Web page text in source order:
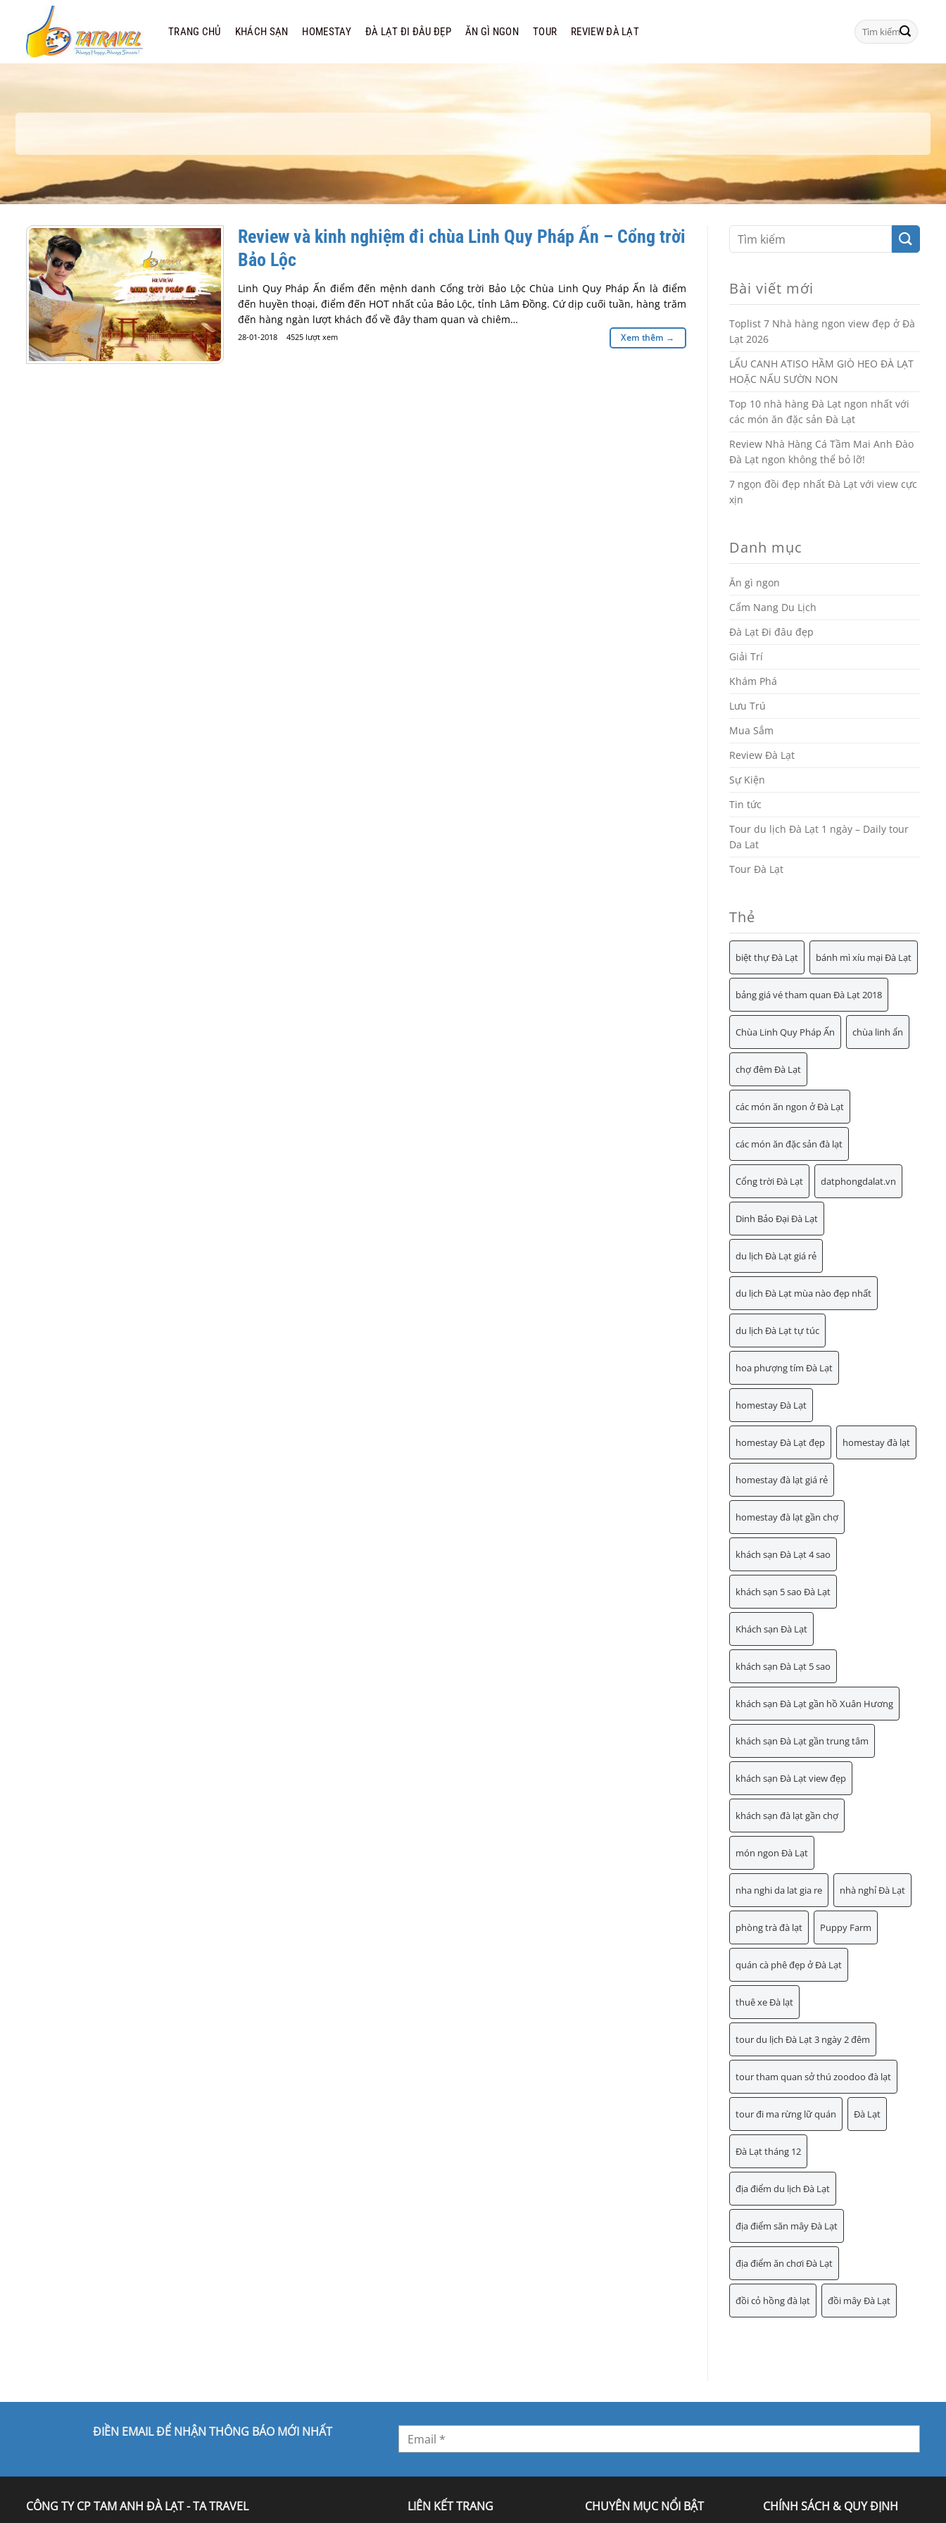
dung
TRANG CHỦ KHÁCH SẠN HOMESTAY ĐÀ LẠT ĐI ĐÂU ĐẸP ĂN GÌ NGON TOUR REVIEW ĐÀ LẠT
Tìm
kiếm:
Review và kinh nghiệm đi chùa Linh Quy Pháp Ấn – Cổng trời
Bảo Lộc
Linh Quy Pháp Ấn điểm đến mệnh danh Cổng trời Bảo Lộc Chùa Linh Quy Pháp Ấn là điểm
đến huyền thoại, điểm đến HOT nhất của Bảo Lộc, tỉnh Lâm Đồng. Cứ dịp cuối tuần, hàng trăm
đến hàng ngàn lượt khách đổ về đây tham quan và chiêm…
28-01-2018 4525 lượt xem Xem thêm →
Bài viết mới
Toplist 7 Nhà hàng ngon view đẹp ở Đà
Lạt 2026
LẨU CANH ATISO HẦM GIÒ HEO ĐÀ LẠT
HOẶC NẤU SƯỜN NON
Top 10 nhà hàng Đà Lạt ngon nhất với
các món ăn đặc sản Đà Lạt
Review Nhà Hàng Cá Tầm Mai Anh Đào
Đà Lạt ngon không thể bỏ lỡ!
7 ngọn đồi đẹp nhất Đà Lạt với view cực
xịn
Danh mục
Ăn gì ngon
Cẩm Nang Du Lịch
Đà Lạt Đi đâu đẹp
Giải Trí
Khám Phá
Lưu Trú
Mua Sắm
Review Đà Lạt
Sự Kiện
Tin tức
Tour du lịch Đà Lạt 1 ngày – Daily tour
Da Lat
Tour Đà Lạt
Thẻ
biệt thự Đà Lạt bánh mì xíu mại Đà Lạt
bảng giá vé tham quan Đà Lạt 2018
Chùa Linh Quy Pháp Ấn chùa linh ẩn
chợ đêm Đà Lạt
các món ăn ngon ở Đà Lạt
các món ăn đặc sản đà lạt
Cổng trời Đà Lạt datphongdalat.vn
Dinh Bảo Đại Đà Lạt
du lịch Đà Lạt giá rẻ
du lịch Đà Lạt mùa nào đẹp nhất
du lịch Đà Lạt tự túc
hoa phượng tím Đà Lạt
homestay Đà Lạt
homestay Đà Lạt đẹp homestay đà lạt
homestay đà lạt giá rẻ
homestay đà lạt gần chợ
khách sạn Đà Lạt 4 sao
khách sạn 5 sao Đà Lạt
Khách sạn Đà Lạt
khách sạn Đà Lạt 5 sao
khách sạn Đà Lạt gần hồ Xuân Hương
khách sạn Đà Lạt gần trung tâm
khách sạn Đà Lạt view đẹp
khách sạn đà lạt gần chợ
món ngon Đà Lạt
nha nghi da lat gia re nhà nghỉ Đà Lạt
phòng trà đà lạt Puppy Farm
quán cà phê đẹp ở Đà Lạt
thuê xe Đà lạt
tour du lịch Đà Lạt 3 ngày 2 đêm
tour tham quan sở thú zoodoo đà lạt
tour đi ma rừng lữ quán Đà Lạt
Đà Lạt tháng 12
địa điểm du lịch Đà Lạt
địa điểm săn mây Đà Lạt
địa điểm ăn chơi Đà Lạt
đồi cỏ hồng đà lạt đồi mây Đà Lạt
ĐIỀN EMAIL ĐỂ NHẬN THÔNG BÁO MỚI NHẤT
CÔNG TY CP TAM ANH ĐÀ LẠT - TA TRAVEL LIÊN KẾT TRANG CHUYÊN MỤC NỔI BẬT CHÍNH SÁCH & QUY ĐỊNH